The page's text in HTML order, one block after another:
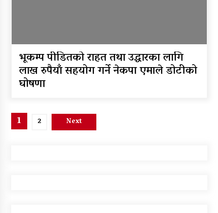
भूकम्प पीडितको राहत तथा उद्धारका लागि
लाख रुपैयाँ सहयोग गर्ने नेकपा एमाले डोटीको
घोषणा
Posts
pagination
1 2 Next